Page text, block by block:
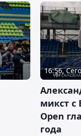
16:56,
микст с
Open
года